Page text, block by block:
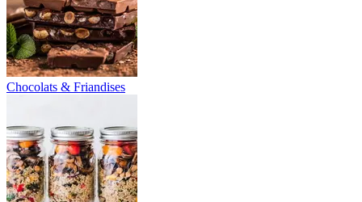
Chocolats & Friandises